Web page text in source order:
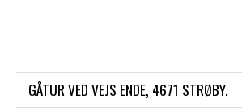
GÅTUR VED VEJS ENDE, 4671 STRØBY.